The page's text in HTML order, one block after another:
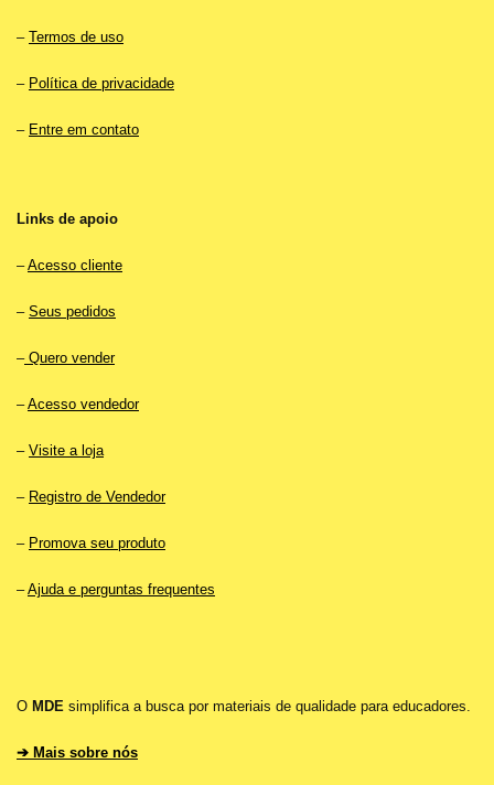
– Termos de uso
– Política de privacidade
– Entre em contato
Links de apoio
–Acesso cliente
– Seus pedidos
–Quero vender
–Acesso vendedor
– Visite a loja
– Registro de Vendedor
– Promova seu produto
–Ajuda e perguntas frequentes
O MDE simplifica a busca por materiais de qualidade para educadores.
➔ Mais sobre nós